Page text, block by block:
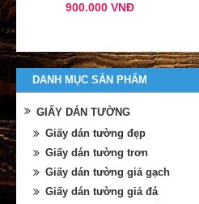
900.000 VNĐ
DANH MỤC SẢN PHẨM
GIẤY DÁN TƯỜNG
Giấy dán tường đẹp
Giấy dán tường trơn
Giấy dán tường giả gạch
Giấy dán tường giả đá